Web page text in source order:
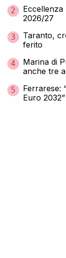
2
2026/27
3
Taranto,
ferito
4
Marina di
anche tre
5
Ferrarese:
Euro 2032”